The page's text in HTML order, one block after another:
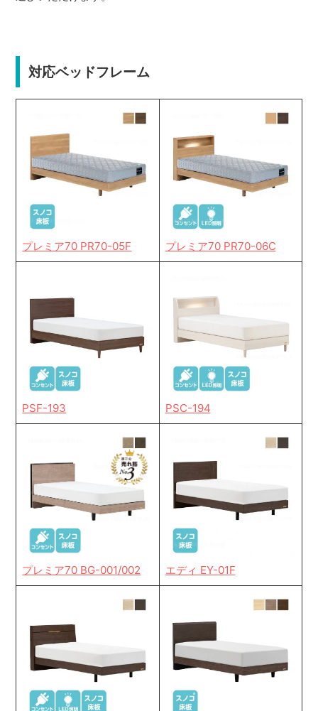
対応ベッドフレーム
プレミア70 PR70-05F プレミア70 PR70-06C
PSF-193 PSC-194
プレミア70 BG-001/002 エディ EY-01F